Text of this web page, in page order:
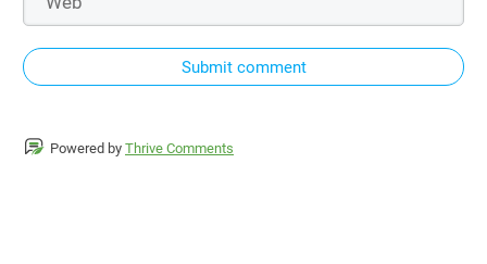
Submit comment
Powered by Thrive Comments